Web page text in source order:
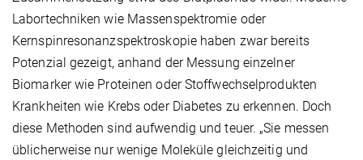
Labortechniken wie Massenspektromie oder
Kernspinresonanzspektroskopie haben zwar bereits
Potenzial gezeigt, anhand der Messung einzelner
Biomarker wie Proteinen oder Stoffwechselprodukten
Krankheiten wie Krebs oder Diabetes zu erkennen. Doch
diese Methoden sind aufwendig und teuer. „Sie messen
üblicherweise nur wenige Moleküle gleichzeitig und